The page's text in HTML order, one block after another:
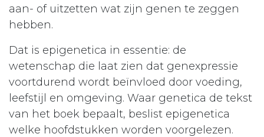
aan- of uitzetten wat zijn genen te zeggen
hebben.
Dat is epigenetica in essentie: de
wetenschap die laat zien dat genexpressie
voortdurend wordt beïnvloed door voeding,
leefstijl en omgeving. Waar genetica de tekst
van het boek bepaalt, beslist epigenetica
welke hoofdstukken worden voorgelezen.